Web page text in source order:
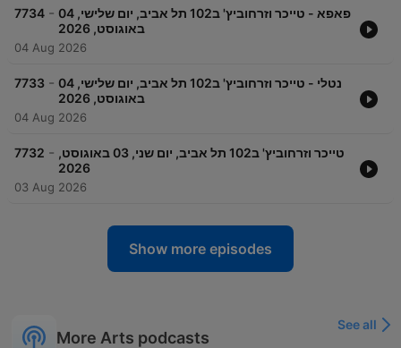
7734 - פאפא - טייכר וזרחוביץ' ב102 תל אביב, יום שלישי, 04
באוגוסט, 2026
04 Aug 2026
7733 - נטלי - טייכר וזרחוביץ' ב102 תל אביב, יום שלישי, 04
באוגוסט, 2026
04 Aug 2026
7732 - טייכר וזרחוביץ' ב102 תל אביב, יום שני, 03 באוגוסט,
2026
03 Aug 2026
Show more episodes
More Arts podcasts
See all